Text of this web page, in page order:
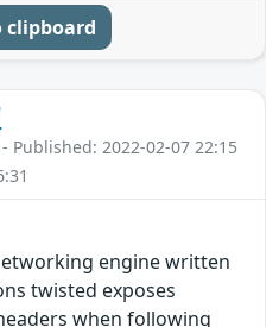
clipboard
- Published: 2022-02-07 22:15
engine written
twisted exposes
when following